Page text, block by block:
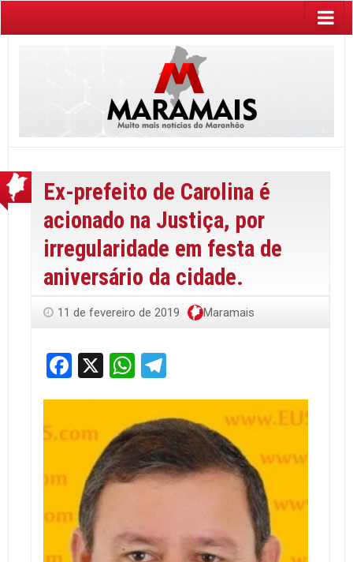
Ex-prefeito de Carolina é
acionado na Justiça, por
irregularidade em festa de
aniversário da cidade.
11 de fevereiro de 2019 Maramais
Facebook
X WhatsApp